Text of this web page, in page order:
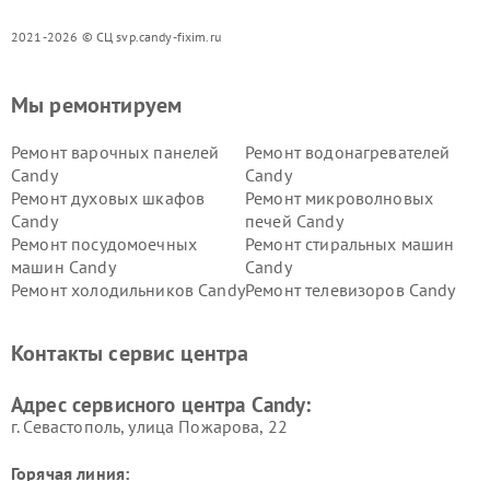
2021-2026 © СЦ svp.candy-fixim.ru
Мы ремонтируем
Ремонт варочных панелей
Candy
Ремонт водонагревателей
Candy
Ремонт духовых шкафов
Candy
Ремонт микроволновых
печей Candy
Ремонт посудомоечных
машин Candy
Ремонт стиральных машин
Candy
Ремонт холодильников CandyРемонт телевизоров Candy
Контакты сервис центра
Адрес сервисного центра Candy:
г. Севастополь, улица Пожарова, 22
Горячая линия: